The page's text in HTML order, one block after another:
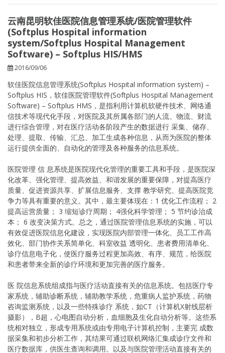
云南昆明软佳医院信息管理系统/医院管理软件
(Softplus Hospital information
system/Softplus Hospital Management
Software) – Softplus HIS/HMS
2016/09/06
软佳医院信息管理系统(Softplus Hospital information system) –
Softplus HIS，软佳医院管理软件(Softplus Hospital Management
Software) – Softplus HMS，是指利用计算机软硬件技术、网络通
信技术等现代化手段，对医院及其所属各部门的人流、物流、财流
进行综合管理，对在医疗活动各阶段产生的数据进行 采集、储存、
处理、提取、传输、汇总、加工生成各种信息，从而为医院的整体
运行提供全面的、自动化的管理及各种服务的信息系统。
医院管理 信 息系统是医院现代化管理的重要工具和手段，是医院深
化改革、强化管理、提高效益、和谐发展的重要保障，对提高医疗
质量、促进资源共享、扩展信息服务、支撑 教学研究、提高医院竞
争力等具有重要的意义。其中，最主要体现在：1 优化工作流程； 2
提高运营质量； 3 缩短诊疗周期； 4强化科学管理； 5 节约诊治成
本； 6 改变决策方式。总之，通过医院管理信息系统的实施，可以
有效促进医院信息化建设，实现医院内部管理一体化、员工工作高
效化、部门协作关系简单化、科室收益 透明化、患者费用清单化、
诊疗信息电子化，使医疗服务过程更加高效、有序、规范，给医院
和患者带来全新的诊疗环境和更加完善的医疗服务。
医 院信息系统组成指与医疗活动直接有关的信息系统。包括医疗专
家系统，辅助诊断系统，辅助教学系统，危重病人监护系统，药物
咨询监测系统，以及一些特殊诊疗 系统，如CT（计算机X射线层析
摄影），B超，心电图自动分析，血细胞及生化自动分析等。这些系
统相对独立，形成专用系统或由专用电子计算机控制，主要完 成数
据采集和初步分析工作，其结果可通过联机网络汇集成诊疗文件和
医疗数据库，供医生查询和调用。以及与医院管理活动直接有关的